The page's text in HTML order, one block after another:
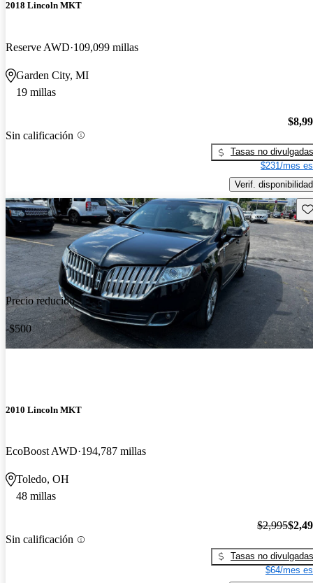
2018 Lincoln MKT
Reserve AWD 109,099 millas
Garden City, MI
19 millas
Sin calificación
Tasas no divulgadas
$231/mes
Verif. disponibilidad
Precio reducido
-$500
2010 Lincoln MKT
EcoBoost AWD 194,787 millas
Toledo, OH
48 millas
Sin calificación
$2,995
Tasas no divulgadas
$64/mes